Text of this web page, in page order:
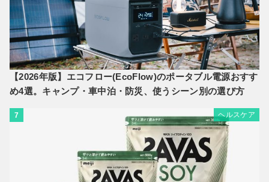
【2026年版】エコフロー(EcoFlow)のポータブル電源おすす
め4選。キャンプ・車中泊・防災、使うシーン別の選び方
7 ヘルスケア